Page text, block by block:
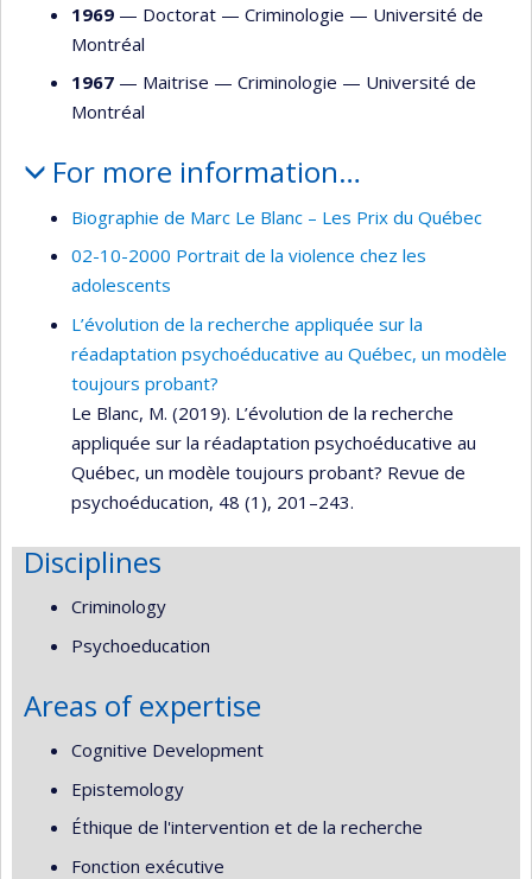
1969 — Doctorat — Criminologie — Université de
Montréal
1967 — Maitrise — Criminologie — Université de
Montréal
For more information…
Biographie de Marc Le Blanc – Les Prix du Québec
02-10-2000 Portrait de la violence chez les
adolescents
L’évolution de la recherche appliquée sur la
réadaptation psychoéducative au Québec, un modèle
toujours probant?
Le Blanc, M. (2019). L’évolution de la recherche
appliquée sur la réadaptation psychoéducative au
Québec, un modèle toujours probant? Revue de
psychoéducation, 48 (1), 201–243.
Disciplines
Criminology
Psychoeducation
Areas of expertise
Cognitive Development
Epistemology
Éthique de l'intervention et de la recherche
Fonction exécutive